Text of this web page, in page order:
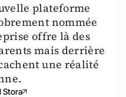
plateforme
nommée
offre là des
mais derrière
une réalité
Stora